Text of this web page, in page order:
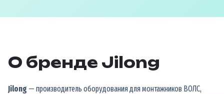
О бренде Jilong
Jilong — производитель оборудования для монтажников ВОЛС,